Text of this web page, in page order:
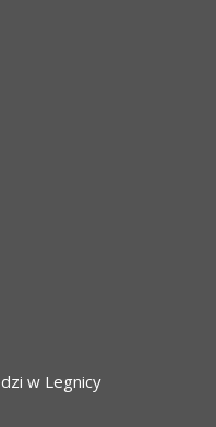
w Legnicy